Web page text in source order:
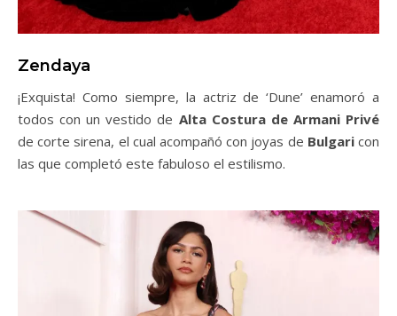
Zendaya
¡Exquista! Como siempre, la actriz de ‘Dune’ enamoró a
todos con un vestido de Alta Costura de Armani Privé
de corte sirena, el cual acompañó con joyas de Bulgaricon
las que completó este fabuloso el estilismo.